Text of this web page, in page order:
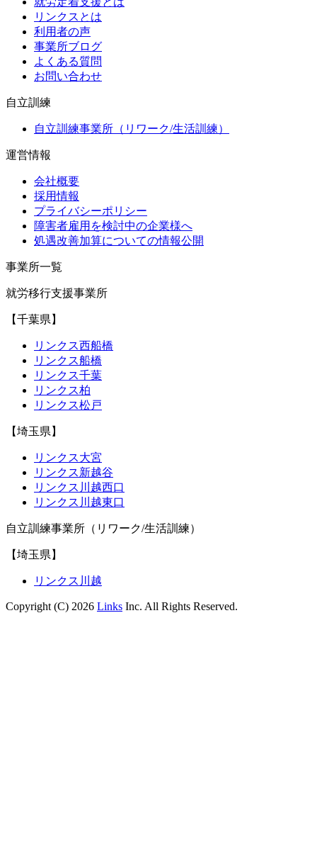
リンクスとは
利用者の声
事業所ブログ
よくある質問
お問い合わせ
自立訓練
自立訓練事業所（リワーク/生活訓練）
運営情報
会社概要
採用情報
プライバシーポリシー
障害者雇用を検討中の企業様へ
処遇改善加算についての情報公開
事業所一覧
就労移行支援事業所
【千葉県】
リンクス西船橋
リンクス船橋
リンクス千葉
リンクス柏
リンクス松戸
【埼玉県】
リンクス大宮
リンクス新越谷
リンクス川越西口
リンクス川越東口
自立訓練事業所（リワーク/生活訓練）
【埼玉県】
リンクス川越
Copyright (C) 2026 Links Inc. All Rights Reserved.